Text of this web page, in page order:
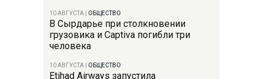
10 АВГУСТА ОБЩЕСТВО
В Сырдарье при столкновении
грузовика и Captiva погибли три
человека
10 АВГУСТА ОБЩЕСТВО
Etihad Airways запустила